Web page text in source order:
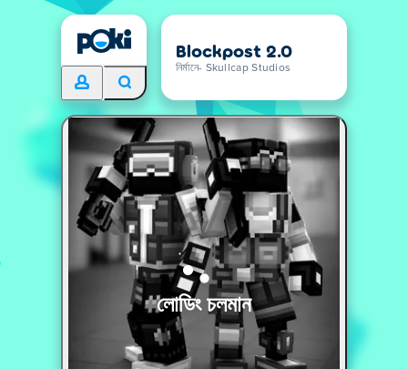
Blockpost 2.0
নির্মানে- Skullcap Studios
লোডিং চলমান